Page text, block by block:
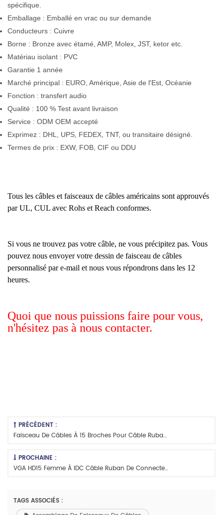
spécifique.
Emballage : Emballé en vrac ou sur demande
Conducteurs : Cuivre
Borne : Bronze avec étamé, AMP, Molex, JST, ketor etc.
Matériau isolant : PVC
Garantie 1 année
Marché principal : EURO, Amérique, Asie de l'Est, Océanie
Fonction : transfert audio
Qualité : 100 % Test avant livraison
Service : ODM OEM accepté
Exprimez : DHL, UPS, FEDEX, TNT, ou transitaire désigné.
Termes de prix : EXW, FOB, CIF ou DDU
Tous les câbles et faisceaux de câbles américains sont approuvés
par UL, CUL avec Rohs et Reach conformes.
Si vous ne trouvez pas votre câble, ne vous précipitez pas. Vous
pouvez nous envoyer votre dessin de faisceau de câbles
personnalisé par e-mail et nous vous répondrons dans les 12
heures.
Quoi que nous puissions faire pour vous,
n'hésitez pas à nous contacter.
PRÉCÉDENT :
Faisceau De Câbles À 15 Broches Pour Câble Ruban De Haute Qualité En Gros
PROCHAINE :
VGA HD15 Femme À IDC Câble Ruban De Connecteur
TAGS ASSOCIÉS :